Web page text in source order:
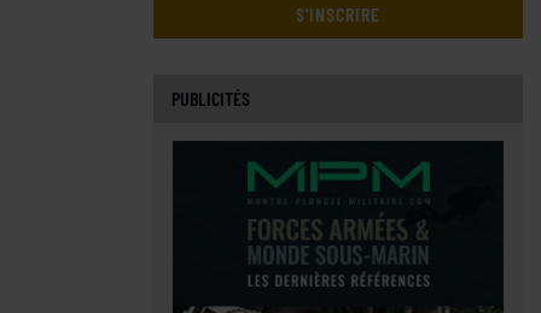
S'INSCRIRE
PUBLICITÉS